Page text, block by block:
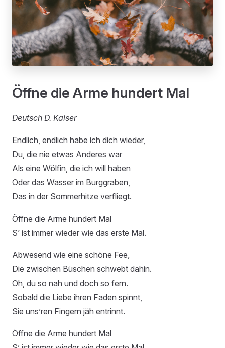
Öffne die Arme hundert Mal
Deutsch D. Kaiser
Endlich, endlich habe ich dich wieder,
Du, die nie etwas Anderes war
Als eine Wölfin, die ich will haben
Oder das Wasser im Burggraben,
Das in der Sommerhitze verfliegt.
Öffne die Arme hundert Mal
S’ ist immer wieder wie das erste Mal.
Abwesend wie eine schöne Fee,
Die zwischen Büschen schwebt dahin.
Oh, du so nah und doch so fern.
Sobald die Liebe ihren Faden spinnt,
Sie uns’ren Fingern jäh entrinnt.
Öffne die Arme hundert Mal